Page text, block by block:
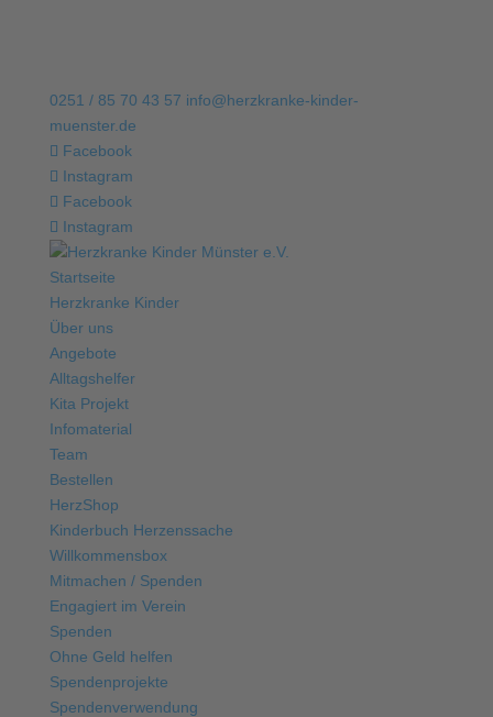
0251 / 85 70 43 57 info@herzkranke-kinder-
muenster.de
Facebook
Instagram
Facebook
Instagram
Startseite
Herzkranke Kinder
Über uns
Angebote
Alltagshelfer
Kita Projekt
Infomaterial
Team
Bestellen
HerzShop
Kinderbuch Herzenssache
Willkommensbox
Mitmachen / Spenden
Engagiert im Verein
Spenden
Ohne Geld helfen
Spendenprojekte
Spendenverwendung